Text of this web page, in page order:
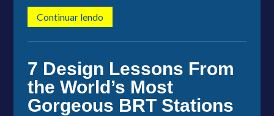
Continuar lendo
7 Design Lessons From
the World’s Most
Gorgeous BRT Stations